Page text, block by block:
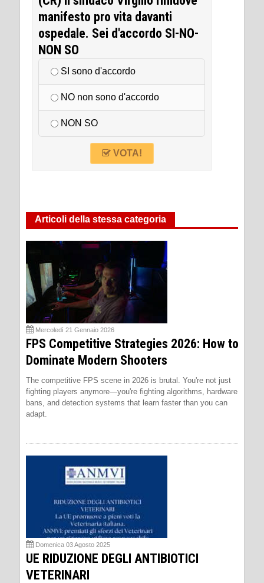
manifesto pro vita davanti
ospedale. Sei d'accordo SI-NO-
NON SO
SI sono d'accordo
NO non sono d'accordo
NON SO
VOTA!
Articoli della stessa categoria
Mercoledì 21 Gennaio 2026
FPS Competitive Strategies 2026: How to
Dominate Modern Shooters
The competitive FPS scene in 2026 is brutal. You're not just
fighting players anymore—you're fighting algorithms, hardware
bans, and detection systems that learn faster than you can
adapt.
Domenica 03 Agosto 2025
UE RIDUZIONE DEGLI ANTIBIOTICI
VETERINARI